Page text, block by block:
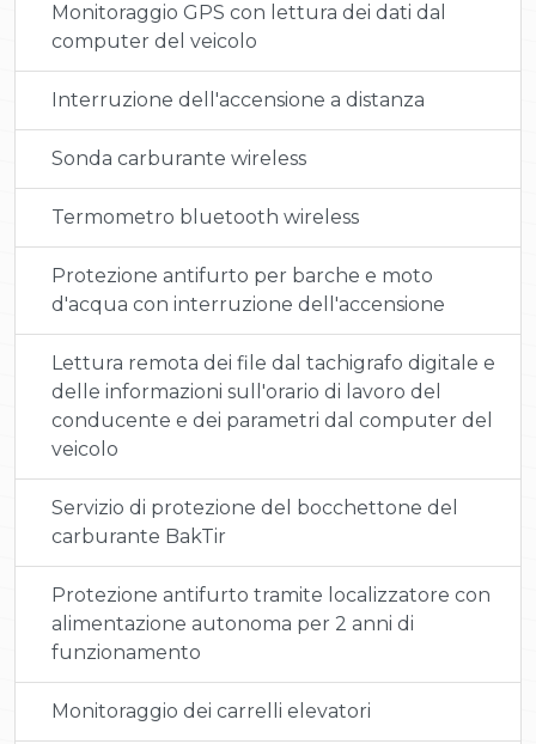
Monitoraggio GPS con lettura dei dati dal
computer del veicolo
Interruzione dell'accensione a distanza
Sonda carburante wireless
Termometro bluetooth wireless
Protezione antifurto per barche e moto
d'acqua con interruzione dell'accensione
Lettura remota dei file dal tachigrafo digitale e
delle informazioni sull'orario di lavoro del
conducente e dei parametri dal computer del
veicolo
Servizio di protezione del bocchettone del
carburante BakTir
Protezione antifurto tramite localizzatore con
alimentazione autonoma per 2 anni di
funzionamento
Monitoraggio dei carrelli elevatori